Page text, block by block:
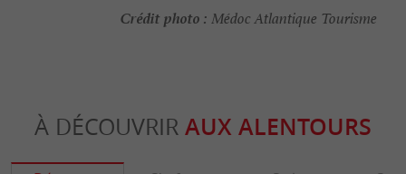
Crédit photo : Médoc Atlantique Tourisme
À DÉCOUVRIR AUX ALENTOURS